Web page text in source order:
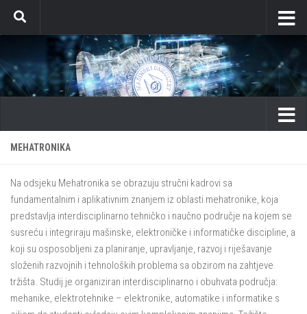
Skip to content
MEHATRONIKA
Na odsjeku Mehatronika se obrazuju stručni kadrovi sa
fundamentalnim i aplikativnim znanjem iz oblasti mehatronike, koja
predstavlja interdisciplinarno tehničko i naučno područje na kojem se
susreću i integriraju mašinske, elektroničke i informatičke discipline, a
koji su osposobljeni za planiranje, upravljanje, razvoj i riješavanje
složenih razvojnih i tehnoloških problema sa obzirom na zahtjeve
tržišta. Studij je organiziran interdisciplinarno i obuhvata područja:
mehanike, elektrotehnike – elektronike, automatike i informatike s